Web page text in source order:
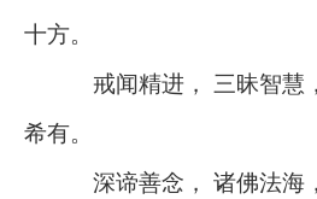
十方。
戒闻精进， 三昧智慧，
希有。
深谛善念， 诸佛法海，